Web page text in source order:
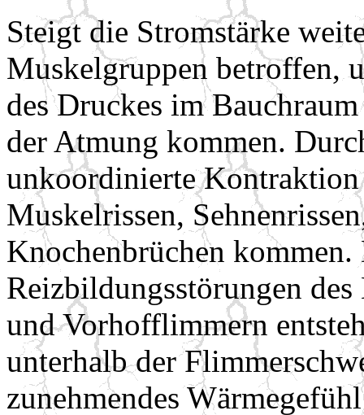
Steigt die Stromstärke
Muskelgruppen betroffen,
des Druckes im
der Atmung kommen.
unkoordinierte
Muskelrissen,
Knochenbrüchen
Reizbildungsstörungen
und Vorhofflimmern
unterhalb der
zunehmendes